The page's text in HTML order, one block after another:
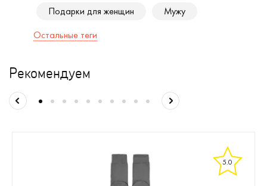
Подарки для женщин
Мужу
Остальные теги
Рекомендуем
5.0